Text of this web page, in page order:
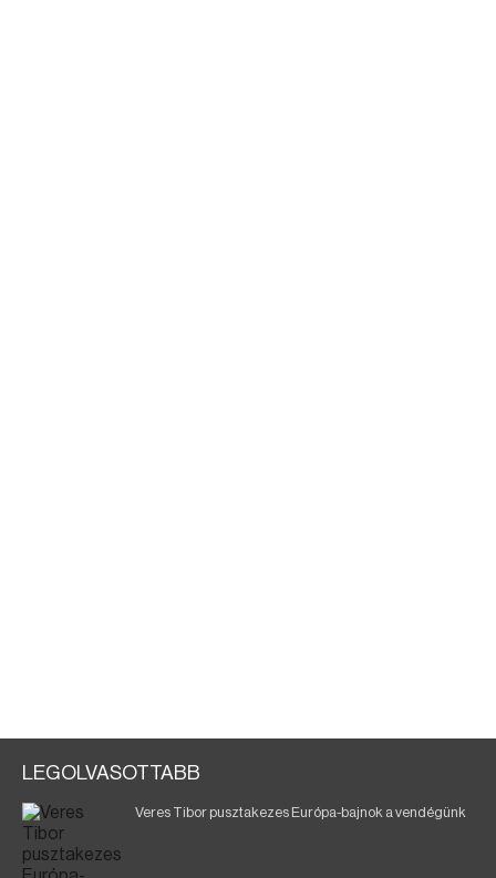
LEGOLVASOTTABB
Veres Tibor pusztakezes Európa-bajnok a vendégünk